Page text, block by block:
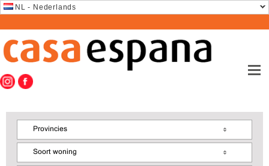
NL - Nederlands
Provincies
Soort woning